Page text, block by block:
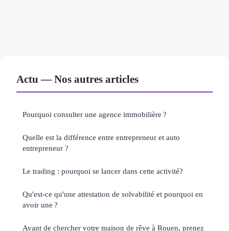
Actu — Nos autres articles
Pourquoi consulter une agence immobilière ?
Quelle est la différence entre entrepreneur et auto
entrepreneur ?
Le trading : pourquoi se lancer dans cette activité?
Qu'est-ce qu'une attestation de solvabilité et pourquoi en
avoir une ?
Avant de chercher votre maison de rêve à Rouen, prenez